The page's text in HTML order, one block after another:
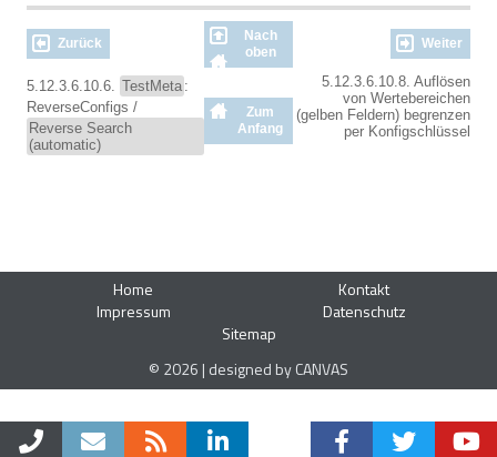
Zurück
Nach
oben
Weiter
5.12.3.6.10.6. TestMeta :
ReverseConfigs /
Reverse Search
(automatic)
Zum
Anfang
5.12.3.6.10.8. Auflösen
von Wertebereichen
(gelben Feldern) begrenzen
per Konfigschlüssel
Home
Kontakt
Impressum
Datenschutz
Sitemap
© 2026 | designed by CANVAS